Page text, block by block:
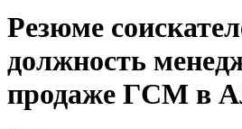
Резюме
должность
продаже ГСМ в